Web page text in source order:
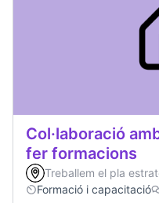
Col·laboració
fer formacions
Treballem el pla
Formació i capacitació